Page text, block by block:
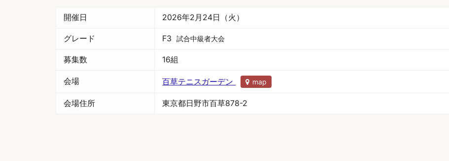
開催日 2026年2月24日（火）
グレード F3 試合中級者大会
募集数 16組
会場 百草テニスガーデン map
会場住所 東京都日野市百草878-2